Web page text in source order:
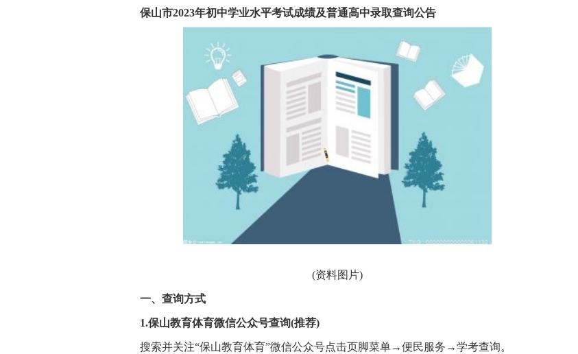
保山市2023年初中学业水平考试成绩及普通高中录取查询公告
(资料图片)
一、查询方式
1.保山教育体育微信公众号查询(推荐)
搜索并关注“保山教育体育”微信公众号点击页脚菜单→便民服务→学考查询。